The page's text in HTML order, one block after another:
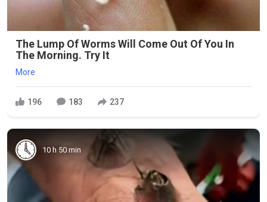
The Lump Of Worms Will Come Out Of You In
The Morning. Try It
More
196 183 237
10 h 50 min